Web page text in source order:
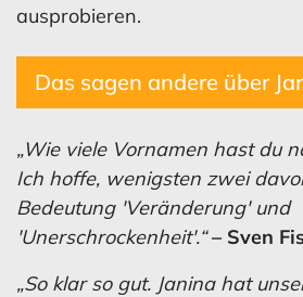
ausprobieren.
Das sagen andere über
„Wie viele Vornamen hast du
Ich hoffe, wenigsten zwei
Bedeutung 'Veränderung' und
'Unerschrockenheit'.“ – Sven
„So klar so gut. Janina hat